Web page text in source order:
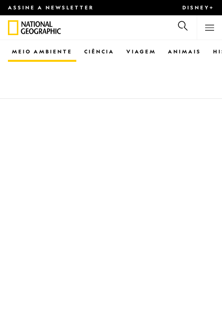
ASSINE A NEWSLETTER DISNEY+
CIÊNCIA VIAGEM ANIMAIS
MEIO AMBIENTE